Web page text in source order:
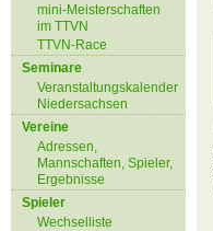
mini-Meisterschaften
im TTVN
TTVN-Race
Seminare
Veranstaltungskalender
Niedersachsen
Vereine
Adressen,
Mannschaften, Spieler,
Ergebnisse
Spieler
Wechselliste